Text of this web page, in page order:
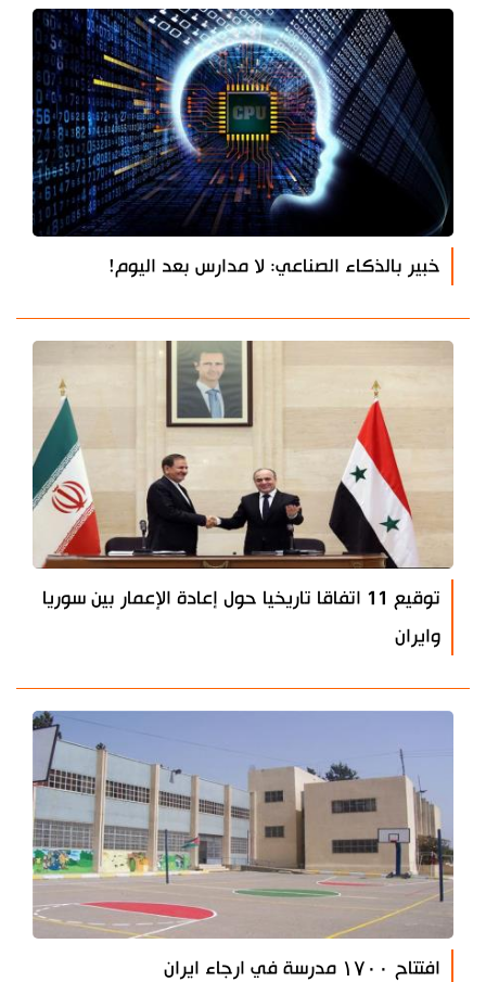
خبير بالذكاء الصناعي: لا مدارس بعد اليوم!
توقيع 11 اتفاقا تاريخيا حول إعادة الإعمار بين سوريا
وايران
افتتاح ۱۷۰۰ مدرسة في ارجاء ايران